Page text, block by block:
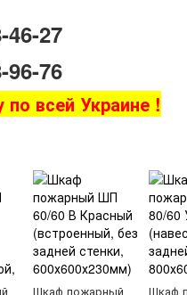
46-27
96-76
всей Украине !
Шкаф пожарный Шкаф